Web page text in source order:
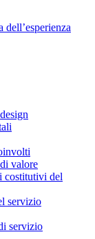
valore
costitutivi del
servizio
servizio